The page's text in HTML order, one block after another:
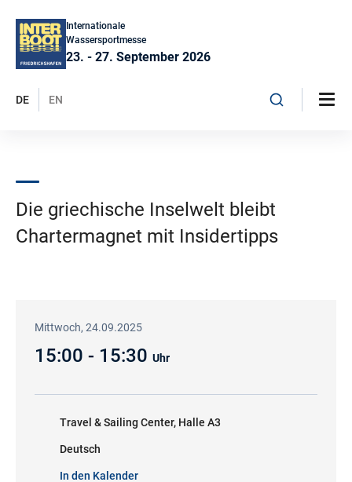
Internationale
Wassersportmesse
23. - 27. September 2026
DE EN
Die griechische Inselwelt bleibt
Chartermagnet mit Insidertipps
Mittwoch, 24.09.2025
15:00 - 15:30 Uhr
Travel & Sailing Center, Halle A3
Deutsch
In den Kalender